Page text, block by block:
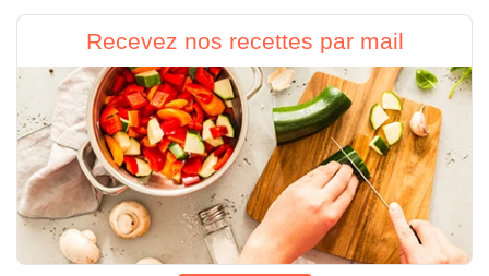
Recevez nos recettes par mail